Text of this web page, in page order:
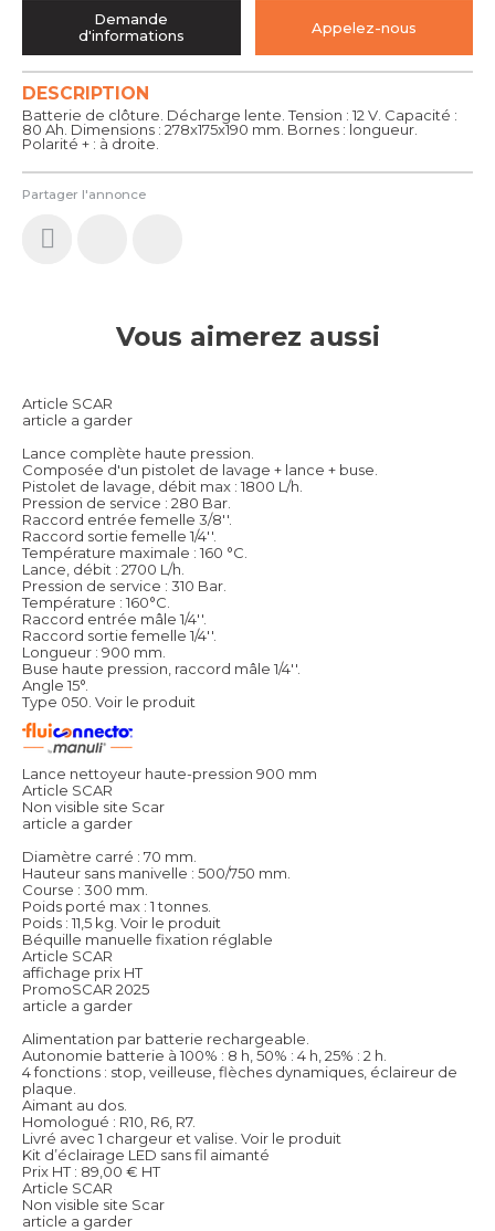
Partager l'annonce
DESCRIPTION
Batterie de clôture. Décharge lente. Tension : 12 V. Capacité :
80 Ah. Dimensions : 278x175x190 mm. Bornes : longueur.
Polarité + : à droite.
Demande
d'informations
Appelez-nous
Vous aimerez aussi
Article SCAR
article a garder
Lance complète haute pression.
Composée d'un pistolet de lavage + lance + buse.
Pistolet de lavage, débit max : 1800 L/h.
Pression de service : 280 Bar.
Raccord entrée femelle 3/8''.
Raccord sortie femelle 1/4''.
Température maximale : 160 °C.
Lance, débit : 2700 L/h.
Pression de service : 310 Bar.
Température : 160°C.
Raccord entrée mâle 1/4''.
Raccord sortie femelle 1/4''.
Longueur : 900 mm.
Buse haute pression, raccord mâle 1/4''.
Angle 15°.
Type 050. Voir le produit
Lance nettoyeur haute-pression 900 mm
Article SCAR
Non visible site Scar
article a garder
Diamètre carré : 70 mm.
Hauteur sans manivelle : 500/750 mm.
Course : 300 mm.
Poids porté max : 1 tonnes.
Poids : 11,5 kg. Voir le produit
Béquille manuelle fixation réglable
Article SCAR
affichage prix HT
PromoSCAR 2025
article a garder
Alimentation par batterie rechargeable.
Autonomie batterie à 100% : 8 h, 50% : 4 h, 25% : 2 h.
4 fonctions : stop, veilleuse, flèches dynamiques, éclaireur de
plaque.
Aimant au dos.
Homologué : R10, R6, R7.
Livré avec 1 chargeur et valise. Voir le produit
Kit d’éclairage LED sans fil aimanté
Prix HT : 89,00 € HT
Article SCAR
Non visible site Scar
article a garder